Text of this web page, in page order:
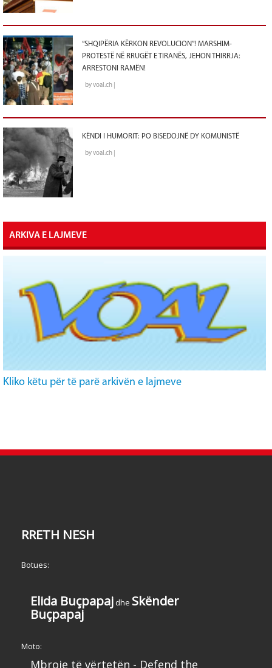
“SHQIPËRIA KËRKON REVOLUCION”! MARSHIM-
PROTESTË NË RRUGËT E TIRANËS, JEHON THIRRJA:
ARRESTONI RAMËN!
by voal.ch |
KËNDI I HUMORIT: PO BISEDOJNË DY KOMUNISTË
by voal.ch |
ARKIVA E LAJMEVE
Kliko këtu për të parë arkivën e lajmeve
RRETH NESH
Botues:
Elida Buçpapaj dhe Skënder
Buçpapaj
Moto:
Mbroje të vërtetën - Defend the